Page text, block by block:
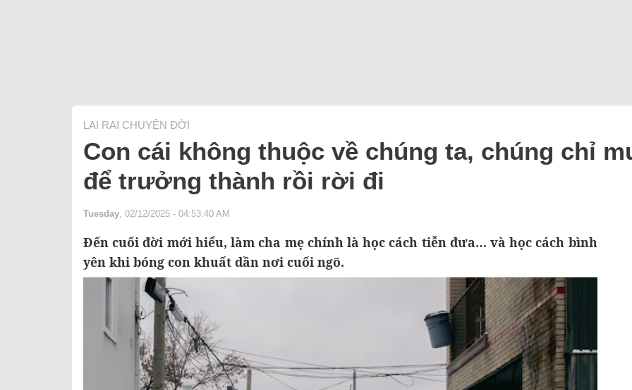
LAI RAI CHUYỆN ĐỜI
Con cái không thuộc về chúng ta, chúng chỉ
để trưởng thành rồi rời đi
Tuesday , 02/12/2025 - 04:53:40 AM
Đến cuối đời mới hiểu, làm cha mẹ chính là học cách tiễn đưa… và học cách bình
yên khi bóng con khuất dần nơi cuối ngõ.